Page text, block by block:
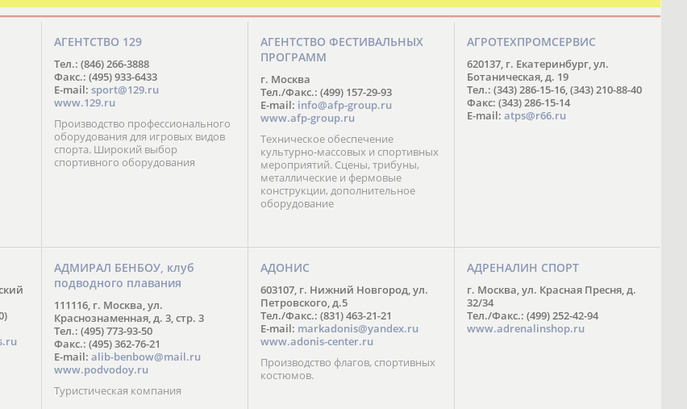
АГЕНТСТВО 129
Тел.: (846) 266-3888
Факс.: (495) 933-6433
E-mail: sport@129.ru
www.129.ru
Производство профессионального
оборудования для игровых видов
спорта. Широкий выбор
спортивного оборудования
АГЕНТСТВО ФЕСТИВАЛЬНЫХ
ПРОГРАММ
г. Москва
Тел./Факс.: (499) 157-29-93
E-mail: info@afp-group.ru
www.afp-group.ru
Техническое обеспечение
культурно-массовых и спортивных
мероприятий. Сцены, трибуны,
металлические и фермовые
конструкции, дополнительное
оборудование
АГРОТЕХПРОМСЕРВИС
620137, г. Екатеринбург, ул.
Ботаническая, д. 19
Тел.: (343) 286-15-16, (343) 210-88-40
Факс: (343) 286-15-14
E-mail: atps@r66.ru
АДМИРАЛ БЕНБОУ, клуб
подводного плавания
111116, г. Москва, ул.
Краснознаменная, д. 3, стр. 3
Тел.: (495) 773-93-50
Факс.: (495) 362-76-21
E-mail: alib-benbow@mail.ru
www.podvodoy.ru
Туристическая компания
АДОНИС
603107, г. Нижний Новгород, ул.
Петровского, д.5
Тел./Факс.: (831) 463-21-21
E-mail: markadonis@yandex.ru
www.adonis-center.ru
Производство флагов, спортивных
костюмов.
АДРЕНАЛИН СПОРТ
г. Москва, ул. Красная Пресня, д.
32/34
Тел./Факс.: (499) 252-42-94
www.adrenalinshop.ru